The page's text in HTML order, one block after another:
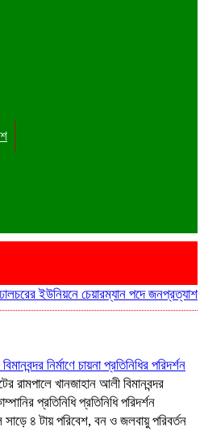
ইউনিয়নে চেয়ারম্যান পদে জনপ্রত্যাশার
নির্মাণে চায়না প্রতিনিধির পরিদর্শন
রামপালে খানজাহান আলী বিমানবন্দর
প্রতিনিধি প্রতিনিধি পরিদর্শন
৪ টায় পরিবেশ, বন ও জলবায়ু পরিবর্তন